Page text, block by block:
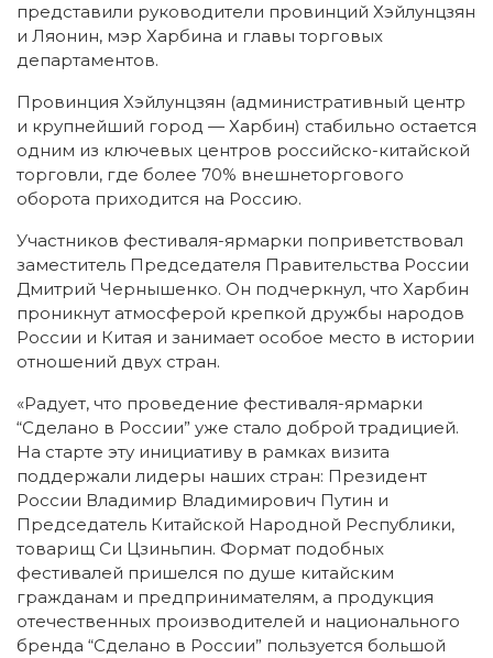
представили руководители провинций Хэйлунцзян
и Ляонин, мэр Харбина и главы торговых
департаментов.
Провинция Хэйлунцзян (административный центр
и крупнейший город — Харбин) стабильно остается
одним из ключевых центров российско-китайской
торговли, где более 70% внешнеторгового
оборота приходится на Россию.
Участников фестиваля-ярмарки поприветствовал
заместитель Председателя Правительства России
Дмитрий Чернышенко. Он подчеркнул, что Харбин
проникнут атмосферой крепкой дружбы народов
России и Китая и занимает особое место в истории
отношений двух стран.
«Радует, что проведение фестиваля-ярмарки
“Сделано в России” уже стало доброй традицией.
На старте эту инициативу в рамках визита
поддержали лидеры наших стран: Президент
России Владимир Владимирович Путин и
Председатель Китайской Народной Республики,
товарищ Си Цзиньпин. Формат подобных
фестивалей пришелся по душе китайским
гражданам и предпринимателям, а продукция
отечественных производителей и национального
бренда “Сделано в России” пользуется большой